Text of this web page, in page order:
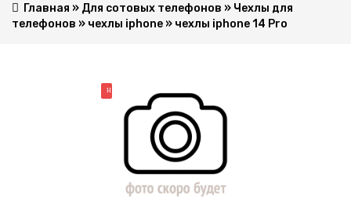
Главная » Для сотовых телефонов » Чехлы для
телефонов » чехлы iphone » чехлы iphone 14 Pro
НОВИНКА